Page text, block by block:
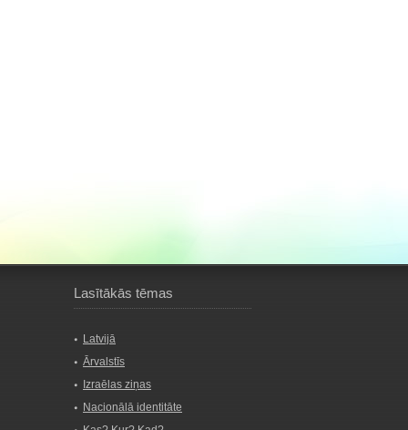
Lasītākās tēmas
Latvijā
Ārvalstīs
Izraēlas ziņas
Nacionālā identitāte